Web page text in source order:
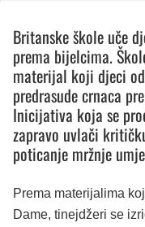
Britanske škole uče
prema bijelcima.
materijal koji djeci
predrasude crnaca
Inicijativa koja se
zapravo uvlači
poticanje mržnje
Prema materijalima
Dame, tinejdžeri se